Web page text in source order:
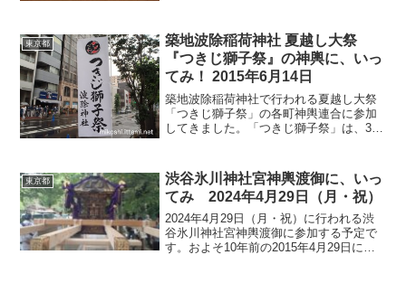
東京都
築地波除稲荷神社 夏越し大祭
『つきじ獅子祭』の神輿に、いっ
てみ！ 2015年6月14日
築地波除稲荷神社で行われる夏越し大祭
「つきじ獅子祭」の各町神輿連合に参加
してきました。「つきじ獅子祭」は、3年
のですが、2015年は本祭の年の神輿渡御
でした。以前、築地...
東京都
渋谷氷川神社宮神輿渡御に、いっ
てみ 2024年4月29日（月・祝）
2024年4月29日（月・祝）に行われる渋
谷氷川神社宮神輿渡御に参加する予定で
す。およそ10年前の2015年4月29日にも